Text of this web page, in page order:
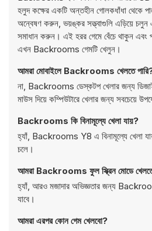
হলুদ কক্ষের একটি অন্তহীন গোলকধাঁধা থেকে
অন্বেষণ করুন, ভয়ঙ্কর সত্ত্বাগুলি এড়িয়ে চলুন
সমাধান করুন। এই হরর গেমে বেঁচে থাকুন এবং
এখন Backrooms গেমটি খেলুন।
আমরা মোবাইলে Backrooms খেলতে
না, Backrooms ডেস্কটপ খেলার জন্য
মাউস দিয়ে কম্পিউটারে খেলার জন্য সবচেয়ে
Backrooms কি বিনামূল্যে খেলা যায়?
হ্যাঁ, Backrooms Y8 এ বিনামূল্যে খেলা
চলে।
আমরা Backrooms ফুল স্ক্রিন মোডে
হ্যাঁ, আরও মজাদার অভিজ্ঞতার জন্য
যাবে।
আমরা এরপর কোন গেম খেলবো?